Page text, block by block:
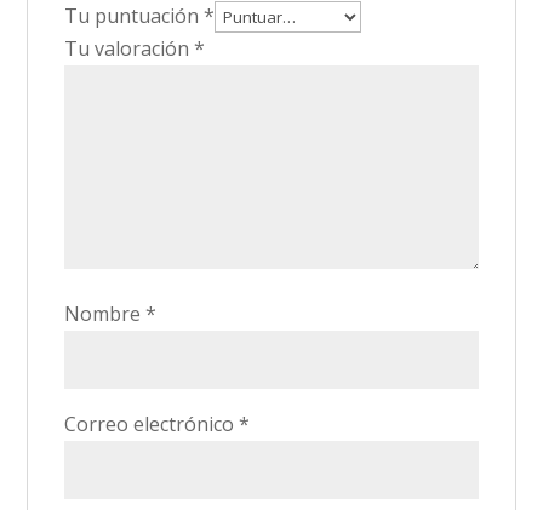
Tu puntuación*
Tu valoración*
Nombre*
Correo electrónico*